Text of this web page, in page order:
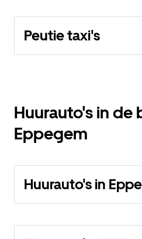
Peutie taxi's
Huurauto's in de
Eppegem
Huurauto's in